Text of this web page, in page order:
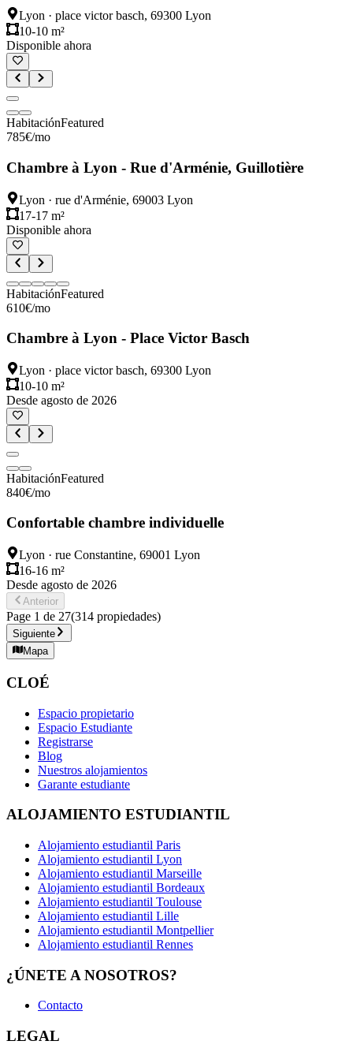
Lyon · place victor basch, 69300 Lyon
10-10 m²
Disponible ahora
HabitaciónFeatured
785€/mo
Chambre à Lyon - Rue d'Arménie, Guillotière
Lyon · rue d'Arménie, 69003 Lyon
17-17 m²
Disponible ahora
HabitaciónFeatured
610€/mo
Chambre à Lyon - Place Victor Basch
Lyon · place victor basch, 69300 Lyon
10-10 m²
Desde agosto de 2026
HabitaciónFeatured
840€/mo
Confortable chambre individuelle
Lyon · rue Constantine, 69001 Lyon
16-16 m²
Desde agosto de 2026
Anterior
Page 1 de 27(314 propiedades)
Siguiente
Mapa
CLOÉ
Espacio propietario
Espacio Estudiante
Registrarse
Blog
Nuestros alojamientos
Garante estudiante
ALOJAMIENTO ESTUDIANTIL
Alojamiento estudiantil Paris
Alojamiento estudiantil Lyon
Alojamiento estudiantil Marseille
Alojamiento estudiantil Bordeaux
Alojamiento estudiantil Toulouse
Alojamiento estudiantil Lille
Alojamiento estudiantil Montpellier
Alojamiento estudiantil Rennes
¿ÚNETE A NOSOTROS?
Contacto
LEGAL